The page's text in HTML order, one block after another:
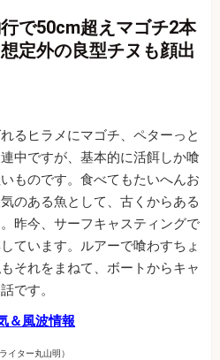
で50cm超えマゴチ2本
定外の良型チヌも顔出
るヒラメにマゴチ、ペターっと
中ですが、基本的に活餌しか喰
ものです。食べてもたいへんお
のある魚として、古くからある
昨今、サーフキャスティングで
ています。ルアーで喰わすちょ
それをまねて、ボートからキャ
です。
＆風波情報
イター丸山明）